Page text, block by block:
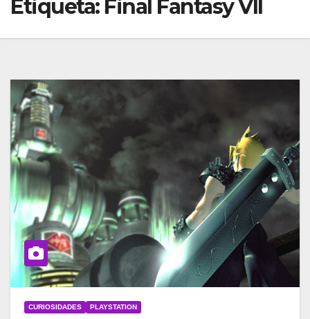
Etiqueta: Final Fantasy VII
CURIOSIDADES PLAYSTATION